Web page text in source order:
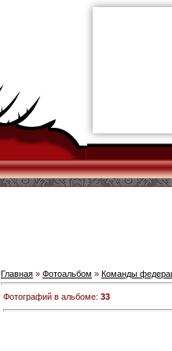
Главная » Фотоальбом » Команды
Фотографий в альбоме: 33